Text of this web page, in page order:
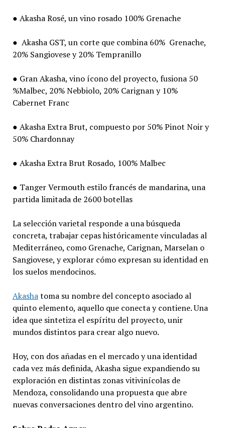
● Akasha Rosé, un vino rosado 100% Grenache
● Akasha GST, un corte que combina 60% Grenache,
20% Sangiovese y 20% Tempranillo
● Gran Akasha, vino ícono del proyecto, fusiona 50
%Malbec, 20% Nebbiolo, 20% Carignan y 10%
Cabernet Franc
● Akasha Extra Brut, compuesto por 50% Pinot Noir y
50% Chardonnay
● Akasha Extra Brut Rosado, 100% Malbec
● Tanger Vermouth estilo francés de mandarina, una
partida limitada de 2600 botellas
La selección varietal responde a una búsqueda
concreta, trabajar cepas históricamente vinculadas al
Mediterráneo, como Grenache, Carignan, Marselan o
Sangiovese, y explorar cómo expresan su identidad en
los suelos mendocinos.
Akashatoma su nombre del concepto asociado al
quinto elemento, aquello que conecta y contiene. Una
idea que sintetiza el espíritu del proyecto, unir
mundos distintos para crear algo nuevo.
Hoy, con dos añadas en el mercado y una identidad
cada vez más definida, Akasha sigue expandiendo su
exploración en distintas zonas vitivinícolas de
Mendoza, consolidando una propuesta que abre
nuevas conversaciones dentro del vino argentino.